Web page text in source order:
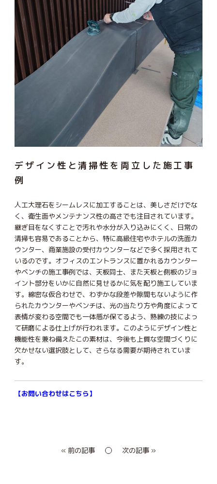
デザイン性と清掃性を両立した施工事
例
人工大理石をシームレスに加工することは、美しさだけでな
く、衛生面やメンテナンス性の高さでも注目されています。
継ぎ目をなくすことで汚れや水分が入り込みにくく、日常の
清掃も容易であることから、特に高級住宅やホテルの洗面カ
ウンター、商業施設の受付カウンターなどで多く採用されて
いるのです。オフィスのエントランスに置かれるカウンター
やベンチの施工事例では、天板同士、また天板と側板のジョ
イント部分をいかに自然に見せるかに気を配り施工していま
す。綿密な仮合わせで、わずかな段差や隙間もないように作
られたカウンターやベンチは、光の当たり方や角度によって
表情が変わる空間でも一体感が保てるよう、熟練の技によっ
て研磨による仕上げが行われます。このようにデザイン性と
機能性を兼ね備えたこの素材は、今後も上質な空間づくりに
欠かせない選択肢として、さらなる需要が期待されていま
す。
【お問い合わせはこちら】
« 前の記事 次の記事 »